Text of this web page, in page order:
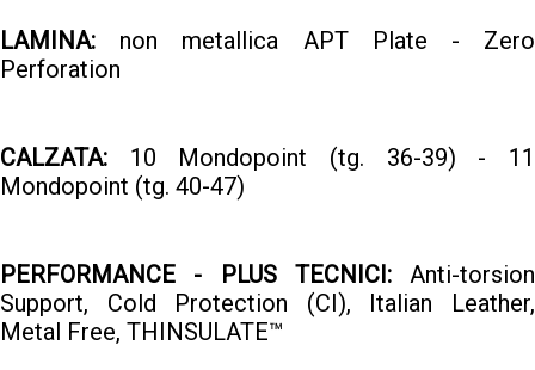
LAMINA: non metallica APT Plate - Zero
Perforation
CALZATA: 10 Mondopoint (tg. 36-39) - 11
Mondopoint (tg. 40-47)
PERFORMANCE - PLUS TECNICI:Anti-torsion
Support, Cold Protection (CI), Italian Leather,
Metal Free, THINSULATE™